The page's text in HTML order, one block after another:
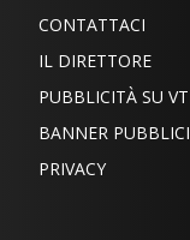
CONTATTACI
IL DIRETTORE
PUBBLICITÀ SU
BANNER
PRIVACY